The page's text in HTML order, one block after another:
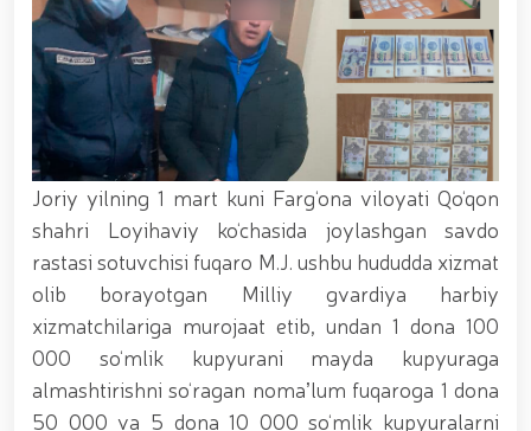
xizmat itlari ko‘rgazmasi tashkil etildi. // “Dog
biatloni” bellashuvining 6-respublika idoralararo
musobaqasi g'oliblari aniqlandi. // O‘zbekistonning
harbiy salohiyatini mustahkamlash: islohotlar va
ustuvor vazifalar.// Milliy gvardiya qo‘mondoni
Jamoat xavfsizligi universiteti bitiruvchi kursantlari
bilan uchrashdi.// 9-may — Xotira va qadrlash kuni
munosabati bilan Milliy gvardiya qoʻmondonligi
tomonidan poytaxtimizda istiqomat qiluvchi Ikkinchi
jahon urushi qatnashchilari va faxriylari holidan xabar
olindi. // “Uyg‘oq xotira” nomli teatrlashtirilgan
musiqiy konsert dasturi namoyish qilindi.// “Uch
avlod uchrashuvi” hamda “Bizning qahramonlar”
kitobining taqdimotiga bag‘ishlangan tadbir tashkil
etildi.// “Men G‘olib Run” yugurish musobaqasida
gvardiyachilar faxrli o'rinlarni egallashdi.//
Hamkorlikdagi profilaktik tadbirlar davom
ettirilmoqda. Xavfsiz muhitni ta’minlashga
Joriy yilning 1 mart kuni Farg‘ona viloyati Qo‘qon
shahri Loyihaviy ko‘chasida joylashgan savdo
rastasi sotuvchisi fuqaro M.J. ushbu hududda xizmat
olib borayotgan Milliy gvardiya harbiy
xizmatchilariga murojaat etib, undan 1 dona 100
000 so‘mlik kupyurani mayda kupyuraga
almashtirishni so‘ragan nomaʼlum fuqaroga 1 dona
50 000 va 5 dona 10 000 so‘mlik kupyuralarni